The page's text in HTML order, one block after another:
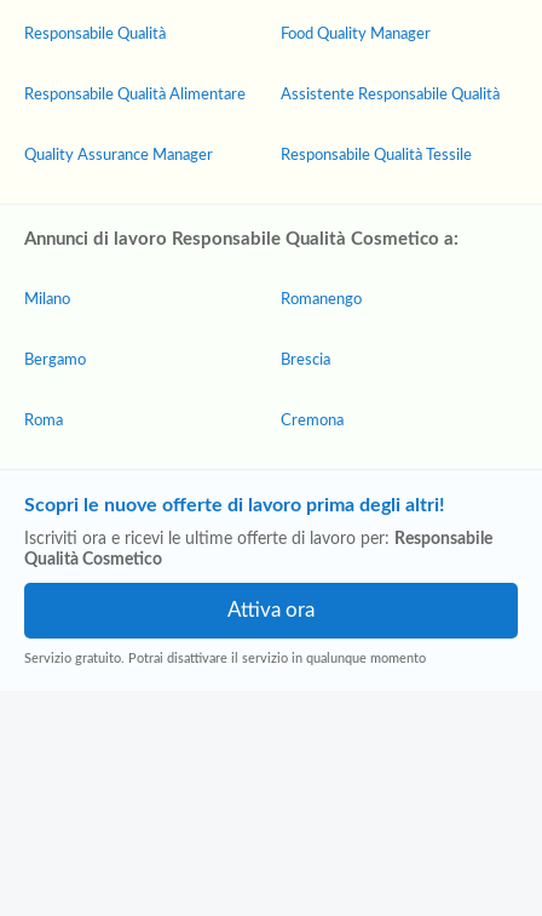
Responsabile Qualità
Responsabile Qualità Alimentare
Quality Assurance Manager
Food Quality Manager
Assistente Responsabile Qualità
Responsabile Qualità Tessile
Annunci di lavoro Responsabile Qualità Cosmetico a:
Milano
Bergamo
Roma
Romanengo
Brescia
Cremona
Scopri le nuove offerte di lavoro prima degli altri!
Iscriviti ora e ricevi le ultime offerte di lavoro per: Responsabile
Qualità Cosmetico
Servizio gratuito. Potrai disattivare il servizio in qualunque momento